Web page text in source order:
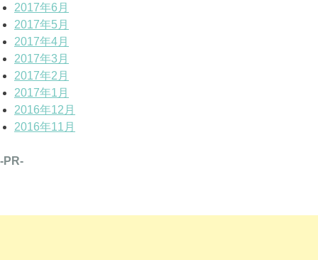
2017年6月
2017年5月
2017年4月
2017年3月
2017年2月
2017年1月
2016年12月
2016年11月
-PR-